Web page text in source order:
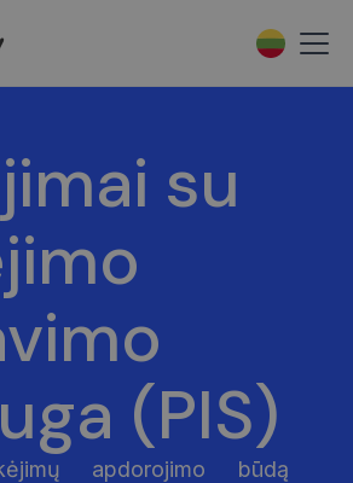
su
(PIS)
apdorojimo būdą